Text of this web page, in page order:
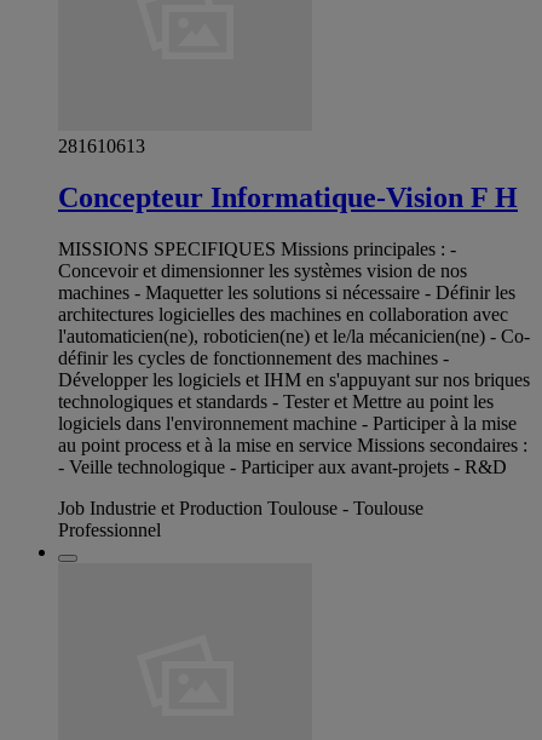
281610613
Concepteur Informatique-Vision F H
MISSIONS SPECIFIQUES Missions principales : -
Concevoir et dimensionner les systèmes vision de nos
machines - Maquetter les solutions si nécessaire - Définir les
architectures logicielles des machines en collaboration avec
l'automaticien(ne), roboticien(ne) et le/la mécanicien(ne) - Co-
définir les cycles de fonctionnement des machines -
Développer les logiciels et IHM en s'appuyant sur nos briques
technologiques et standards - Tester et Mettre au point les
logiciels dans l'environnement machine - Participer à la mise
au point process et à la mise en service Missions secondaires :
- Veille technologique - Participer aux avant-projets - R&D
Job Industrie et Production Toulouse - Toulouse
Professionnel